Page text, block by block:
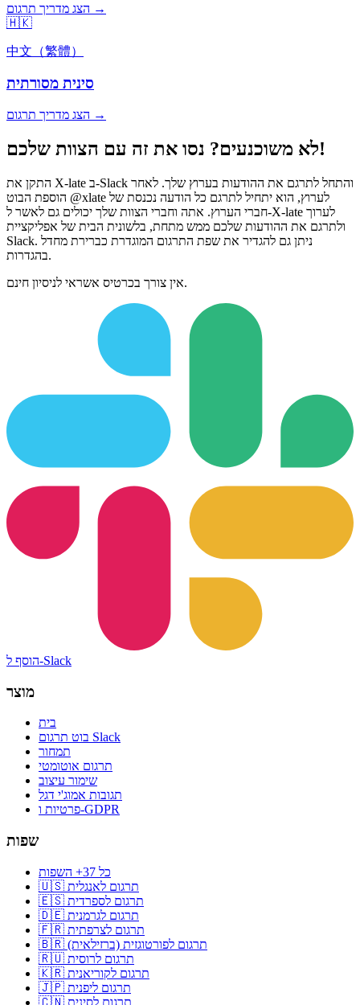
הצג מדריך תרגום →
🇭🇰
中文（繁體）
סינית מסורתית
הצג מדריך תרגום →
לא משוכנעים? נסו את זה עם הצוות שלכם!
התקן את X-late ב-Slack והתחל לתרגם את ההודעות בערוץ שלך. לאחר
הוספת הבוט @xlate לערוץ, הוא יתחיל לתרגם כל הודעה נכנסת של
חברי הערוץ. אתה וחברי הצוות שלך יכולים גם לאשר ל-X-late לערוך
ולתרגם את ההודעות שלכם ממש מתחת, בלשונית הבית של אפליקציית
Slack. ניתן גם להגדיר את שפת התרגום המוגדרת כברירת מחדל
בהגדרות.
אין צורך בכרטיס אשראי לניסיון חינם.
הוסף ל-Slack
מוצר
בית
בוט תרגום Slack
תמחור
תרגום אוטומטי
שימור עיצוב
תגובות אמוג'י דגל
פרטיות ו-GDPR
שפות
כל 37+ השפות
🇺🇸 תרגום לאנגלית
🇪🇸 תרגום לספרדית
🇩🇪 תרגום לגרמנית
🇫🇷 תרגום לצרפתית
🇧🇷 תרגום לפורטוגזית (ברזילאית)
🇷🇺 תרגום לרוסית
🇰🇷 תרגום לקוריאנית
🇯🇵 תרגום ליפנית
🇨🇳 תרגום לסינית